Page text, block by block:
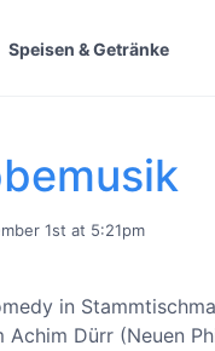
Speisen & Getränke
1st at 5:21pm
in
Dürr (Neuen